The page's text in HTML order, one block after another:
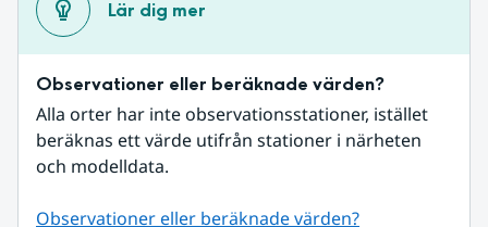
Lär dig mer
Observationer eller beräknade värden?
Alla orter har inte observationsstationer, istället
beräknas ett värde utifrån stationer i närheten
och modelldata.
Observationer eller beräknade värden?